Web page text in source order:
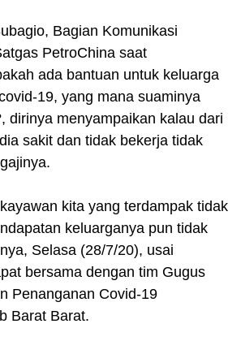
Bagian Komunikasi
PetroChina saat
ada bantuan untuk keluarga
19, yang mana suaminya
dirinya menyampaikan kalau dari
sakit dan tidak bekerja tidak
kita yang terdampak tidak
keluarganya pun tidak
Selasa (28/7/20), usai
bersama dengan tim Gugus
Penanganan Covid-19
Barat Barat.